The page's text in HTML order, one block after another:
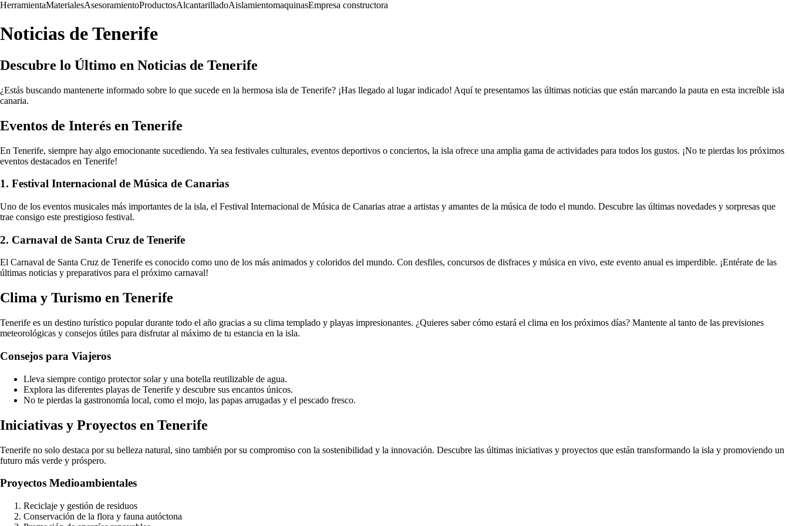
HerramientaMaterialesAsesoramientoProductosAlcantarilladoAislamientomaquinasEmpresa constructora
Noticias de Tenerife
Descubre lo Último en Noticias de Tenerife
¿Estás buscando mantenerte informado sobre lo que sucede en la hermosa isla de Tenerife? ¡Has llegado al lugar indicado! Aquí te presentamos las últimas noticias que están marcando la pauta en esta increíble isla
canaria.
Eventos de Interés en Tenerife
En Tenerife, siempre hay algo emocionante sucediendo. Ya sea festivales culturales, eventos deportivos o conciertos, la isla ofrece una amplia gama de actividades para todos los gustos. ¡No te pierdas los próximos
eventos destacados en Tenerife!
1. Festival Internacional de Música de Canarias
Uno de los eventos musicales más importantes de la isla, el Festival Internacional de Música de Canarias atrae a artistas y amantes de la música de todo el mundo. Descubre las últimas novedades y sorpresas que
trae consigo este prestigioso festival.
2. Carnaval de Santa Cruz de Tenerife
El Carnaval de Santa Cruz de Tenerife es conocido como uno de los más animados y coloridos del mundo. Con desfiles, concursos de disfraces y música en vivo, este evento anual es imperdible. ¡Entérate de las
últimas noticias y preparativos para el próximo carnaval!
Clima y Turismo en Tenerife
Tenerife es un destino turístico popular durante todo el año gracias a su clima templado y playas impresionantes. ¿Quieres saber cómo estará el clima en los próximos días? Mantente al tanto de las previsiones
meteorológicas y consejos útiles para disfrutar al máximo de tu estancia en la isla.
Consejos para Viajeros
Lleva siempre contigo protector solar y una botella reutilizable de agua.
Explora las diferentes playas de Tenerife y descubre sus encantos únicos.
No te pierdas la gastronomía local, como el mojo, las papas arrugadas y el pescado fresco.
Iniciativas y Proyectos en Tenerife
Tenerife no solo destaca por su belleza natural, sino también por su compromiso con la sostenibilidad y la innovación. Descubre las últimas iniciativas y proyectos que están transformando la isla y promoviendo un
futuro más verde y próspero.
Proyectos Medioambientales
Reciclaje y gestión de residuos
Conservación de la flora y fauna autóctona